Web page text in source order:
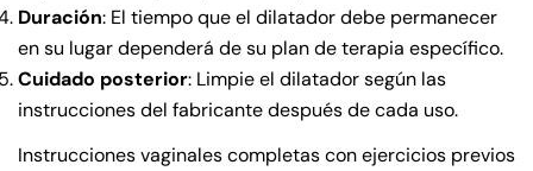
Duración: El tiempo que el dilatador debe permanecer
en su lugar dependerá de su plan de terapia específico.
Cuidado posterior: Limpie el dilatador según las
instrucciones del fabricante después de cada uso.
Instrucciones vaginales completas con ejercicios previos